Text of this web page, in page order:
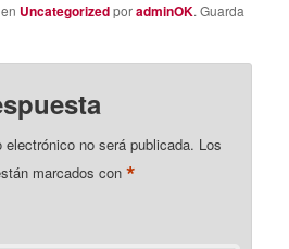
UncategorizedporadminOK. Guarda
electrónico no será publicada. Los
marcados con*